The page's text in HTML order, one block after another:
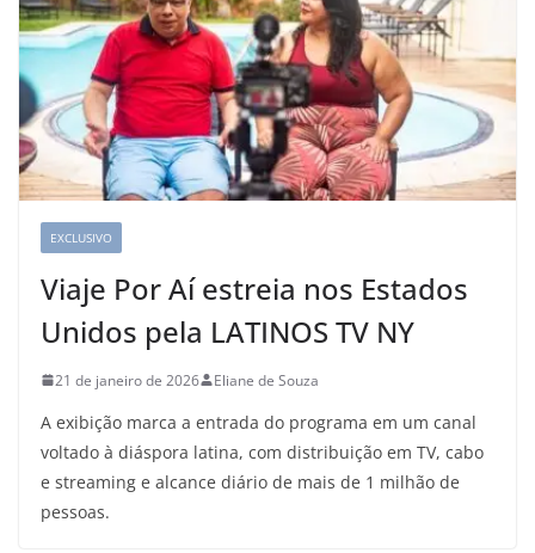
EXCLUSIVO
Viaje Por Aí estreia nos Estados
Unidos pela LATINOS TV NY
21 de janeiro de 2026 Eliane de Souza
A exibição marca a entrada do programa em um canal
voltado à diáspora latina, com distribuição em TV, cabo
e streaming e alcance diário de mais de 1 milhão de
pessoas.